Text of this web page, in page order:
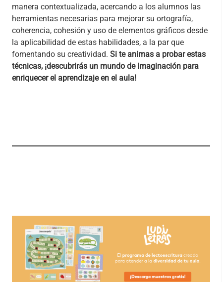
manera contextualizada, acercando a los alumnos las
herramientas necesarias para mejorar su ortografía,
coherencia, cohesión y uso de elementos gráficos desde
la aplicabilidad de estas habilidades, a la par que
fomentando su creatividad. Si te animas a probar estas
técnicas, ¡descubrirás un mundo de imaginación para
enriquecer el aprendizaje en el aula!